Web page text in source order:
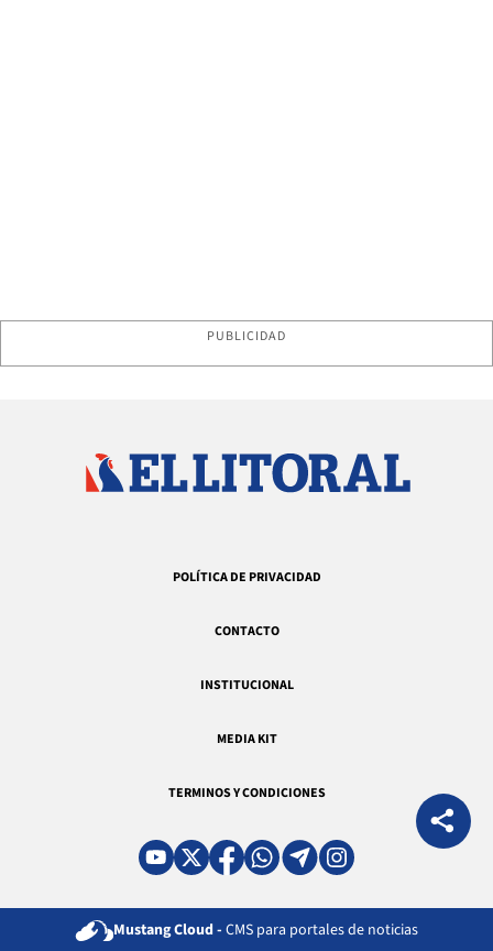
PUBLICIDAD
POLÍTICA DE PRIVACIDAD
CONTACTO
INSTITUCIONAL
MEDIA KIT
TERMINOS Y CONDICIONES
Mustang Cloud - CMS para portales de noticias